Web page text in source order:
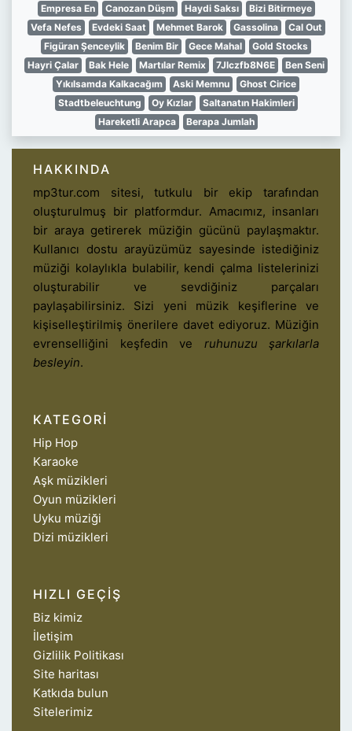
Empresa En
Canozan Düşm Haydi Saksı
Bizi Bitirmeye
Vefa Nefes
Evdeki Saat Mehmet Barok Gassolina
Cal Out
Figüran Şenceylik
Benim Bir Gece Mahal
Gold Stocks
Hayri Çalar
Bak Hele Martılar Remix 7Jlczfb8N6E
Ben Seni
Yıkılsamda Kalkacağım
Aski Memnu
Ghost Cirice
Stadtbeleuchtung
Oy Kızlar
Saltanatın Hakimleri
Hareketli Arapca
Berapa Jumlah
HAKKINDA
mp3tur.com sitesi, tutkulu bir ekip tarafından
oluşturulmuş bir platformdur. Amacımız, insanları
bir araya getirerek müziğin gücünü paylaşmaktır.
Kullanıcı dostu arayüzümüz sayesinde istediğiniz
müziği kolaylıkla bulabilir, kendi çalma listelerinizi
oluşturabilir ve sevdiğiniz parçaları
paylaşabilirsiniz. Sizi yeni müzik keşiflerine ve
kişiselleştirilmiş önerilere davet ediyoruz. Müziğin
evrenselliğini keşfedin ve ruhunuzu şarkılarla
besleyin.
KATEGORI
Hip Hop
Karaoke
Aşk müzikleri
Oyun müzikleri
Uyku müziği
Dizi müzikleri
HIZLI GEÇIŞ
Biz kimiz
İletişim
Gizlilik Politikası
Site haritası
Katkıda bulun
Sitelerimiz